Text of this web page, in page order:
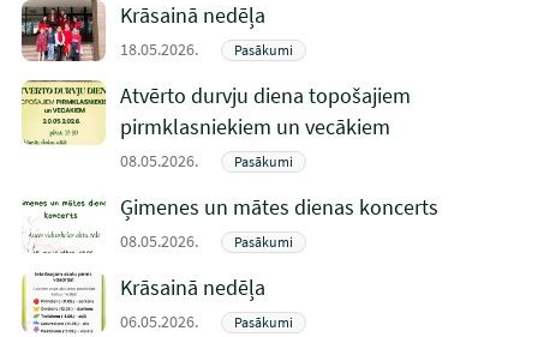
Krāsainā nedēļa
18.05.2026. Pasākumi
Atvērto durvju diena topošajiem
pirmklasniekiem un vecākiem
08.05.2026. Pasākumi
Ģimenes un mātes dienas koncerts
08.05.2026. Pasākumi
Krāsainā nedēļa
06.05.2026. Pasākumi